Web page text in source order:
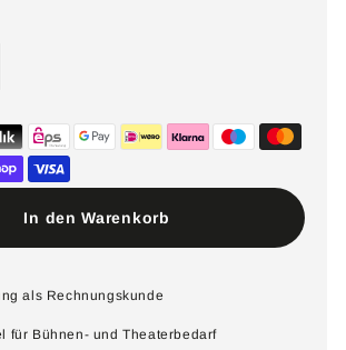
In den Warenkorb
als Rechnungskunde
für Bühnen- und Theaterbedarf